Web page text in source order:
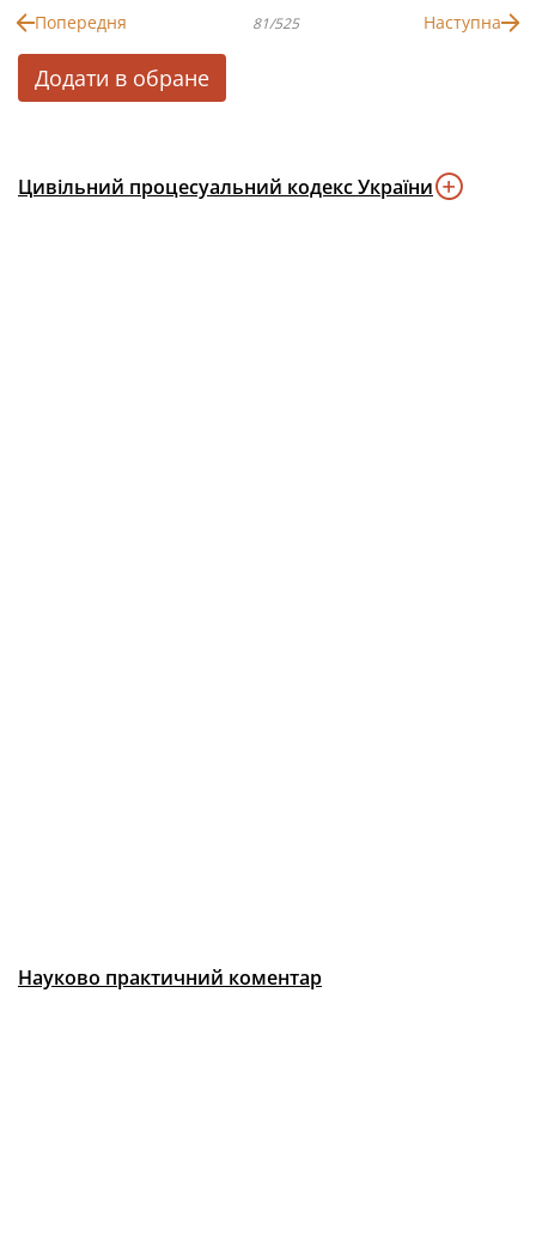
Попередня 81/525 Наступна
Додати в обране
Цивільний процесуальний кодекс України
Науково практичний коментар